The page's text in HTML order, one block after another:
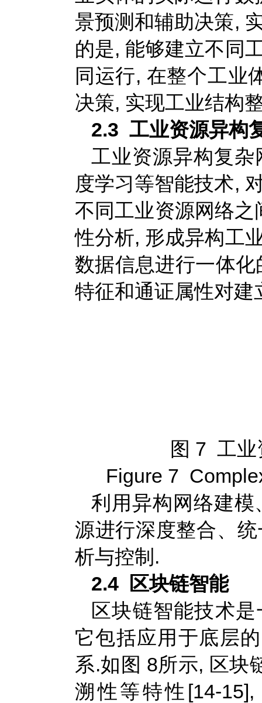
景预测和辅助决策,
的是, 能够建立不同
同运行, 在整个工业
决策, 实现工业结构
2.3 工业资源异构
工业资源异构复
度学习等智能技术,
不同工业资源网络
性分析, 形成异构工
数据信息进行一体
特征和通证属性对
图 7 工业
Figure 7
利用异构网络建
源进行深度整合、
析与控制.
2.4 区块链智能
区块链智能技术
它包括应用于底层
系.如图 8所示, 区块
溯性等特性[14-